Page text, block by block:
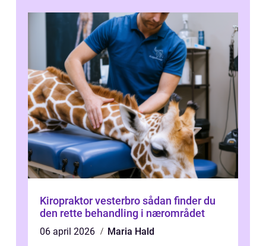
Kiropraktor vesterbro sådan finder du
den rette behandling i nærområdet
06 april 2026
Maria Hald